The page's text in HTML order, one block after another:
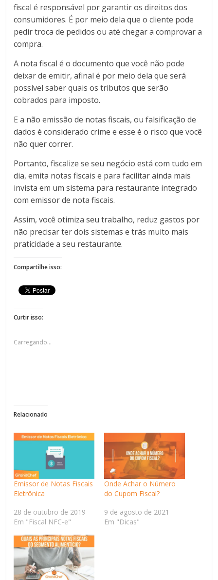
fiscal é responsável por garantir os direitos dos
consumidores. É por meio dela que o cliente pode
pedir troca de pedidos ou até chegar a comprovar a
compra.
A nota fiscal é o documento que você não pode
deixar de emitir, afinal é por meio dela que será
possível saber quais os tributos que serão
cobrados para imposto.
E a não emissão de notas fiscais, ou falsificação de
dados é considerado crime e esse é o risco que você
não quer correr.
Portanto, fiscalize se seu negócio está com tudo em
dia, emita notas fiscais e para facilitar ainda mais
invista em um sistema para restaurante integrado
com emissor de nota fiscais.
Assim, você otimiza seu trabalho, reduz gastos por
não precisar ter dois sistemas e trás muito mais
praticidade a seu restaurante.
Compartilhe isso:
Curtir isso:
Carregando...
Relacionado
Emissor de Notas Fiscais
Eletrônica
28 de outubro de 2019
Em "Fiscal NFC-e"
Onde Achar o Número
do Cupom Fiscal?
9 de agosto de 2021
Em "Dicas"